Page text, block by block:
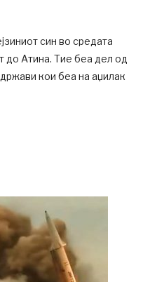
син во средата
до Атина. Тие беа дел од
кои беа на аџилак